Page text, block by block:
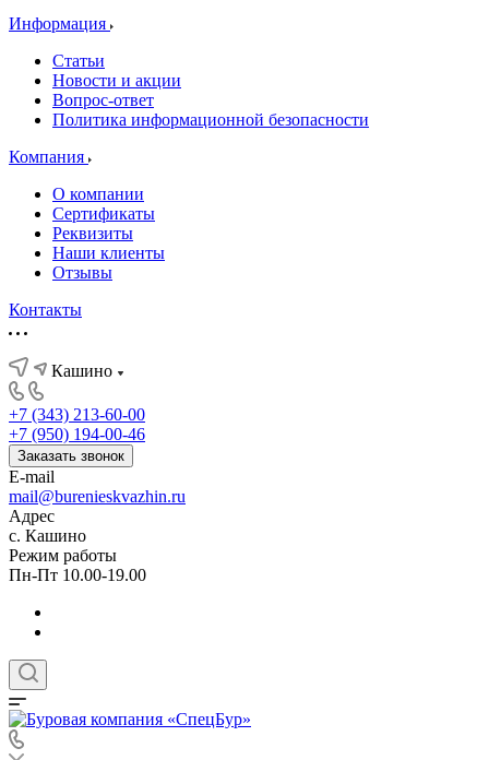
Информация
Статьи
Новости и акции
Вопрос-ответ
Политика информационной безопасности
Компания
О компании
Сертификаты
Реквизиты
Наши клиенты
Отзывы
Контакты
Кашино
+7 (343) 213-60-00
+7 (950) 194-00-46
Заказать звонок
E-mail
mail@burenieskvazhin.ru
Адрес
с. Кашино
Режим работы
Пн-Пт 10.00-19.00